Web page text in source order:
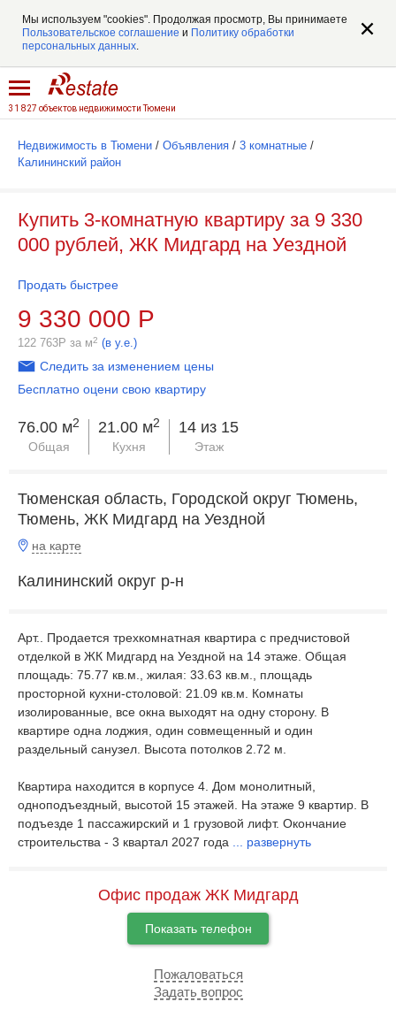
Мы используем "cookies". Продолжая просмотр, Вы принимаете
Пользовательское соглашение и Политику обработки
персональных данных.
31 827 объектов недвижимости Тюмени
Недвижимость в Тюмени / Объявления / 3 комнатные /
Калининский район
Купить 3-комнатную квартиру за 9 330
000 рублей, ЖК Мидгард на Уездной
Продать быстрее
9 330 000 Р
122 763Р за м2 (в у.е.)
Следить за изменением цены
Бесплатно оцени свою квартиру
76.00 м2
Общая
21.00 м2
Кухня
14 из 15
Этаж
Тюменская область, Городской округ Тюмень,
Тюмень, ЖК Мидгард на Уездной
на карте
Калининский округ р-н
Apт.. Продается трехкомнатная квартира с предчистовой
отделкой в ЖК Мидгард на Уездной на 14 этаже. Общая
площадь: 75.77 кв.м., жилая: 33.63 кв.м., площадь
просторной кухни-столовой: 21.09 кв.м. Комнаты
изолированные, все окна выходят на одну сторону. В
квартире одна лоджия, один совмещенный и один
раздельный санузел. Высота потолков 2.72 м.
Квартира находится в корпусе 4. Дом монолитный,
одноподъездный, высотой 15 этажей. На этаже 9 квартир. В
подъезде 1 пассажирский и 1 грузовой лифт. Окончание
строительства - 3 квартал 2027 года ... развернуть
Офис продаж ЖК Мидгард
Показать телефон
Пожаловаться
Задать вопрос